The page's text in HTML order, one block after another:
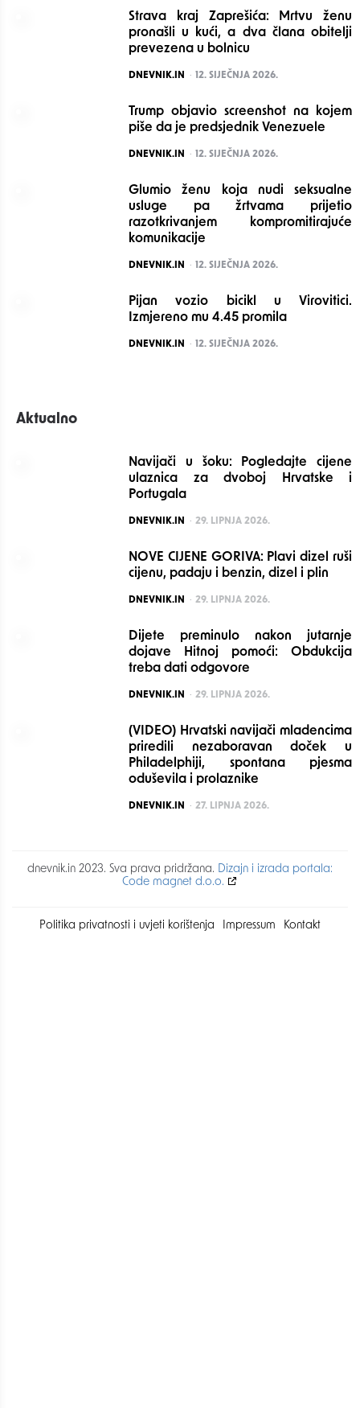
Strava kraj Zaprešića: Mrtvu ženu
pronašli u kući, a dva člana obitelji
prevezena u bolnicu
POSTED
DNEVNIK.IN 12. SIJEČNJA 2026.
Trump objavio screenshot na kojem
piše da je predsjednik Venezuele
POSTED
DNEVNIK.IN 12. SIJEČNJA 2026.
Glumio ženu koja nudi seksualne
usluge pa žrtvama prijetio
razotkrivanjem kompromitirajuće
komunikacije
POSTED
DNEVNIK.IN 12. SIJEČNJA 2026.
Pijan vozio bicikl u Virovitici.
Izmjereno mu 4.45 promila
POSTED
DNEVNIK.IN 12. SIJEČNJA 2026.
Aktualno
Navijači u šoku: Pogledajte cijene
ulaznica za dvoboj Hrvatske i
Portugala
POSTED
DNEVNIK.IN 29. LIPNJA 2026.
NOVE CIJENE GORIVA: Plavi dizel ruši
cijenu, padaju i benzin, dizel i plin
POSTED
DNEVNIK.IN 29. LIPNJA 2026.
Dijete preminulo nakon jutarnje
dojave Hitnoj pomoći: Obdukcija
treba dati odgovore
POSTED
DNEVNIK.IN 29. LIPNJA 2026.
(VIDEO) Hrvatski navijači mladencima
priredili nezaboravan doček u
Philadelphiji, spontana pjesma
oduševila i prolaznike
POSTED
DNEVNIK.IN 27. LIPNJA 2026.
dnevnik.in 2023. Sva prava pridržana. Dizajn i izrada portala:
Code magnet d.o.o.
Politika privatnosti i uvjeti korištenja Impressum Kontakt